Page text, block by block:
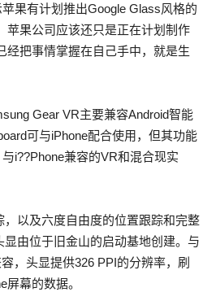
果有计划推出Google Glass风格的
苹果公司应该还只是正在计划制作
经把事情掌握在自己手中，就是生
Gear VR主要兼容Android智能
可与iPhone配合使用，但其功能
i??Phone兼容的VR和混合现实
，以及六度自由度的位置跟踪和完整
显由位于旧金山的启动基地创建。与
，头显提供326 PPI的分辨率，刷
幕的数据。